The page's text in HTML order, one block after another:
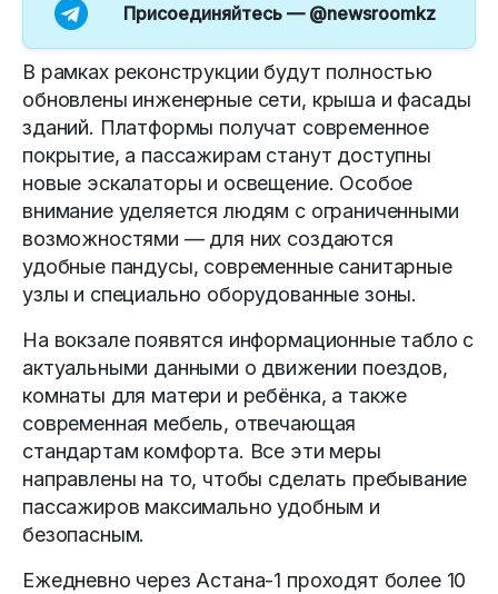
Присоединяйтесь — @newsroomkz
В рамках реконструкции будут полностью
обновлены инженерные сети, крыша и фасады
зданий. Платформы получат современное
покрытие, а пассажирам станут доступны
новые эскалаторы и освещение. Особое
внимание уделяется людям с ограниченными
возможностями — для них создаются
удобные пандусы, современные санитарные
узлы и специально оборудованные зоны.
На вокзале появятся информационные табло с
актуальными данными о движении поездов,
комнаты для матери и ребёнка, а также
современная мебель, отвечающая
стандартам комфорта. Все эти меры
направлены на то, чтобы сделать пребывание
пассажиров максимально удобным и
безопасным.
Ежедневно через Астана-1 проходят более 10